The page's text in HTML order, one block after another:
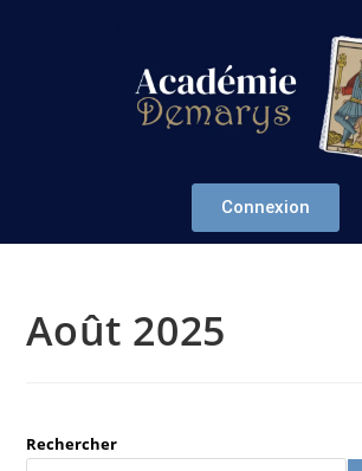
Connexion
Août 2025
Rechercher